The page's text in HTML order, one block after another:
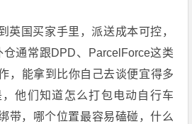
英国买家手里，派送成本可控，
通常跟DPD、ParcelForce这类
，能拿到比你自己去谈便宜得多
他们知道怎么打包电动自行车
，哪个位置最容易磕碰，什么